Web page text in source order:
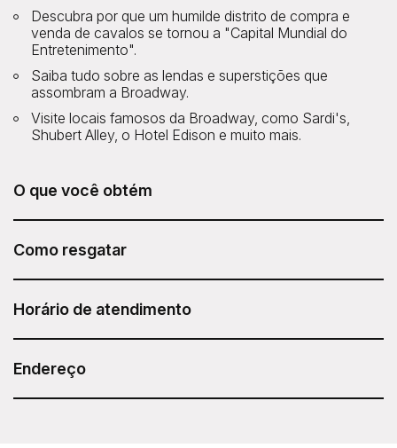
Descubra por que um humilde distrito de compra e
venda de cavalos se tornou a "Capital Mundial do
Entretenimento".
Saiba tudo sobre as lendas e superstições que
assombram a Broadway.
Visite locais famosos da Broadway, como Sardi's,
Shubert Alley, o Hotel Edison e muito mais.
O que você obtém
incluído no seu Sesame Attraction Pass.
Como resgatar
conta para reservar seu ingresso.
Horário de atendimento
Duração: 1 hora e 45 minutos
Endereço